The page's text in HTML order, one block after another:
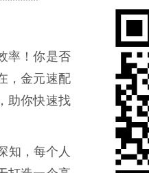
率！你是否
，金元速配
助你快速找
知，每个人